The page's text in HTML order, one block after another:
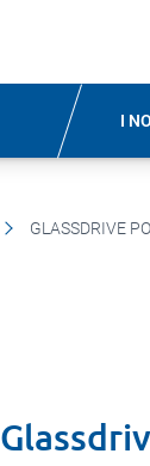
I
GLASSDRIVE